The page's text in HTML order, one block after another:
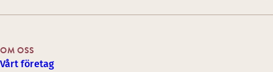
OM OSS
Vårt företag